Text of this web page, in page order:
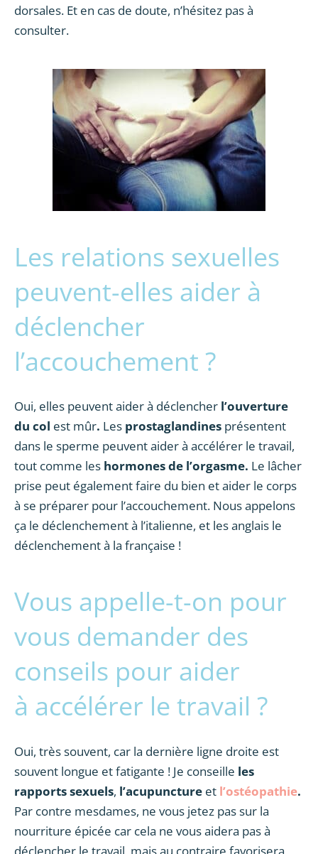
dorsales. Et en cas de doute, n’hésitez pas à
consulter.
Les relations sexuelles
peuvent-elles aider à
déclencher
l’accouchement ?
Oui, elles peuvent aider à déclencher l’ouverture
du col est mûr. Les prostaglandines présentent
dans le sperme peuvent aider à accélérer le travail,
tout comme les hormones de l’orgasme. Le lâcher
prise peut également faire du bien et aider le corps
à se préparer pour l’accouchement. Nous appelons
ça le déclenchement à l’italienne, et les anglais le
déclenchement à la française !
Vous appelle-t-on pour
vous demander des
conseils pour aider
à accélérer le travail ?
Oui, très souvent, car la dernière ligne droite est
souvent longue et fatigante ! Je conseille les
rapports sexuels, l’acupuncture et l’ostéopathie.
Par contre mesdames, ne vous jetez pas sur la
nourriture épicée car cela ne vous aidera pas à
déclencher le travail, mais au contraire favorisera